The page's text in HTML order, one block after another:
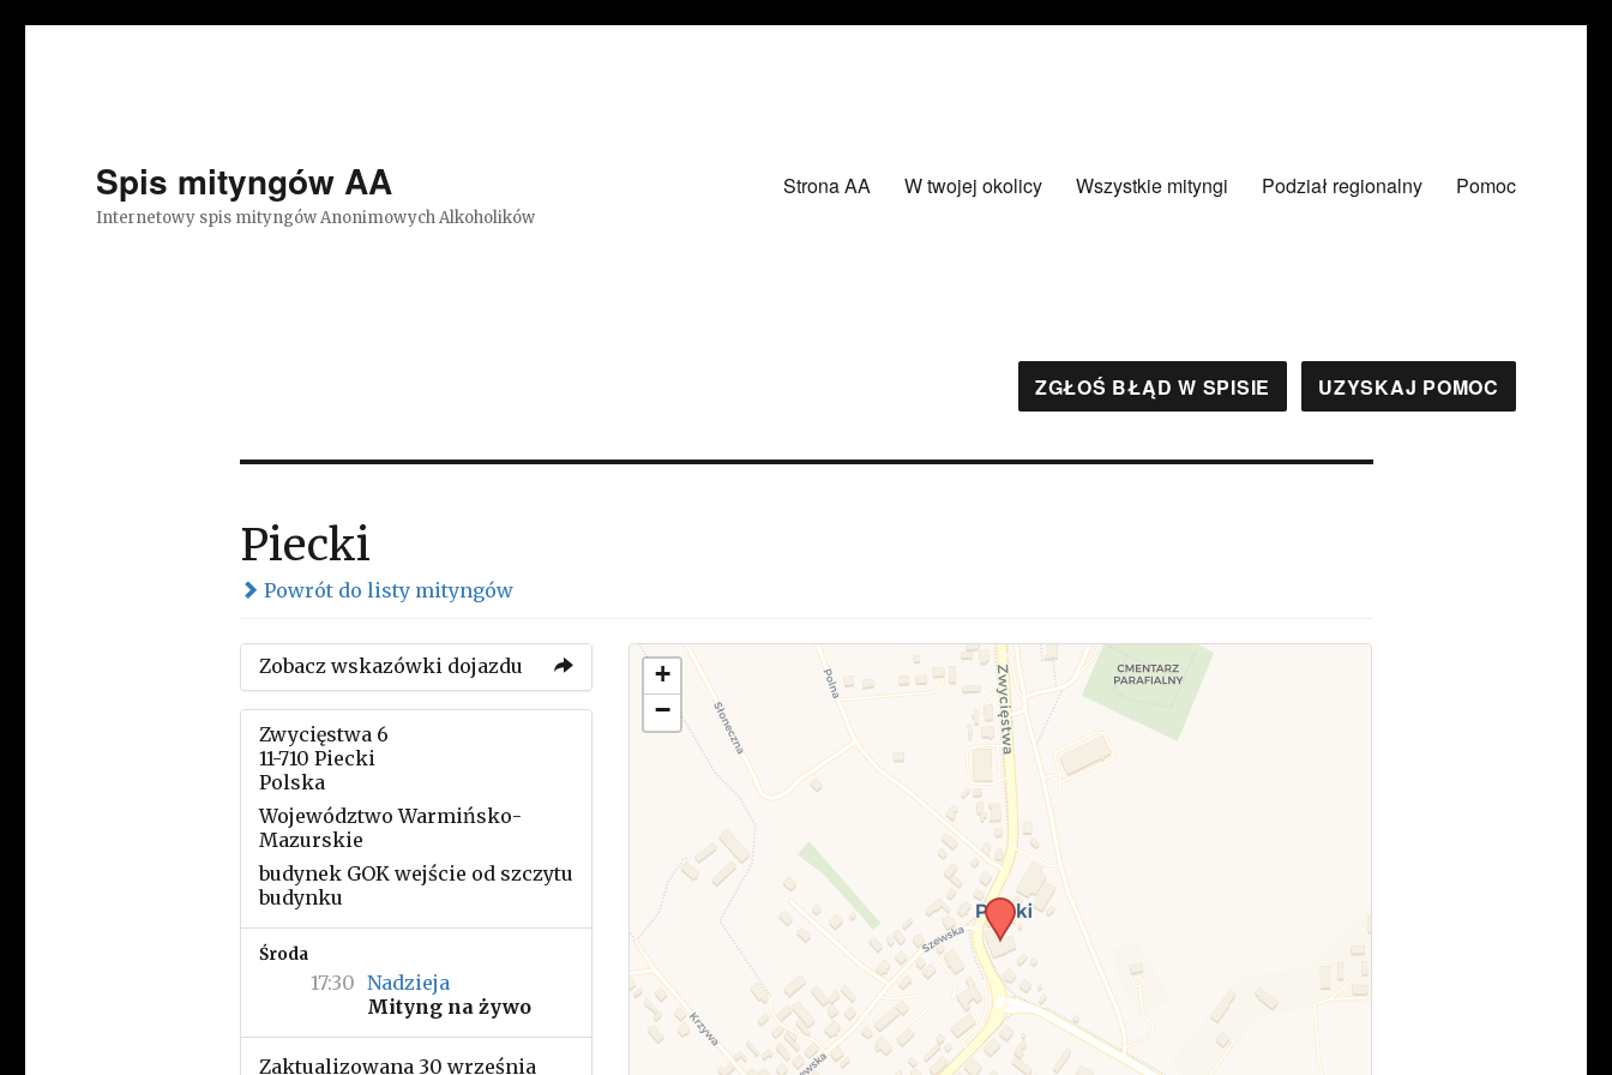
Spis mityngów AA
Internetowy spis mityngów Anonimowych Alkoholików
Strona AA W twojej okolicy Wszystkie mityngi Podział regionalny Pomoc
ZGŁOŚ BŁĄD W SPISIE UZYSKAJ POMOC
Piecki
Powrót do listy mityngów
Zobacz wskazówki dojazdu
Zwycięstwa 6
11-710 Piecki
Polska
Województwo Warmińsko-
Mazurskie
budynek GOK wejście od szczytu
budynku
Środa
17:30 Nadzieja
Mityng na żywo
Zaktualizowana 30 września
+
−